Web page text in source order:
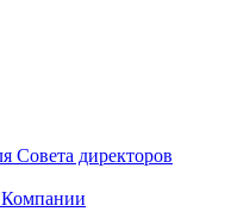
Совета директоров